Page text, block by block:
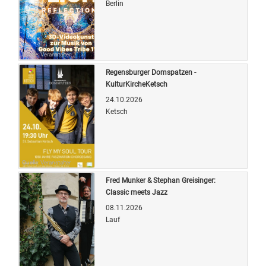
Quelle: Veranstalter
Berlin
Quelle: Veranstalter
Regensburger Domspatzen -
KulturKircheKetsch
24.10.2026
Ketsch
Fred Munker & Stephan Greisinger:
Classic meets Jazz
08.11.2026
Lauf